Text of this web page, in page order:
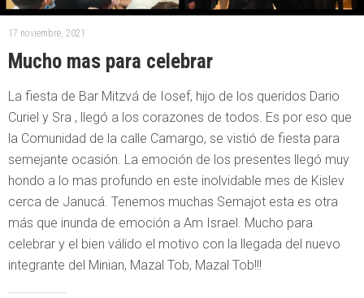
17 noviembre, 2021
Mucho mas para celebrar
La fiesta de Bar Mitzvá de Iosef, hijo de los queridos Dario
Curiel y Sra , llegó a los corazones de todos. Es por eso que
la Comunidad de la calle Camargo, se vistió de fiesta para
semejante ocasión. La emoción de los presentes llegó muy
hondo a lo mas profundo en este inolvidable mes de Kislev
cerca de Janucá. Tenemos muchas Semajot esta es otra
más que inunda de emoción a Am Israel. Mucho para
celebrar y el bien válido el motivo con la llegada del nuevo
integrante del Minian, Mazal Tob, Mazal Tob!!!